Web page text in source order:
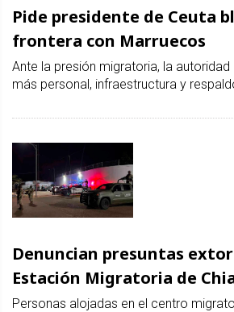
Pide presidente de Ceuta
frontera con Marruecos
Ante la presión migratoria, la
más personal, infraestructura y
Denuncian presuntas
Estación Migratoria de
Personas alojadas en el centro